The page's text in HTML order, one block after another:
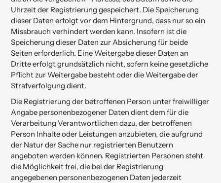
Uhrzeit der Registrierung gespeichert. Die Speicherung
dieser Daten erfolgt vor dem Hintergrund, dass nur so ein
Missbrauch verhindert werden kann. Insofern ist die
Speicherung dieser Daten zur Absicherung für beide
Seiten erforderlich. Eine Weitergabe dieser Daten an
Dritte erfolgt grundsätzlich nicht, sofern keine gesetzliche
Pflicht zur Weitergabe besteht oder die Weitergabe der
Strafverfolgung dient.
Die Registrierung der betroffenen Person unter freiwilliger
Angabe personenbezogener Daten dient dem für die
Verarbeitung Verantwortlichen dazu, der betroffenen
Person Inhalte oder Leistungen anzubieten, die aufgrund
der Natur der Sache nur registrierten Benutzern
angeboten werden können. Registrierten Personen steht
die Möglichkeit frei, die bei der Registrierung
angegebenen personenbezogenen Daten jederzeit